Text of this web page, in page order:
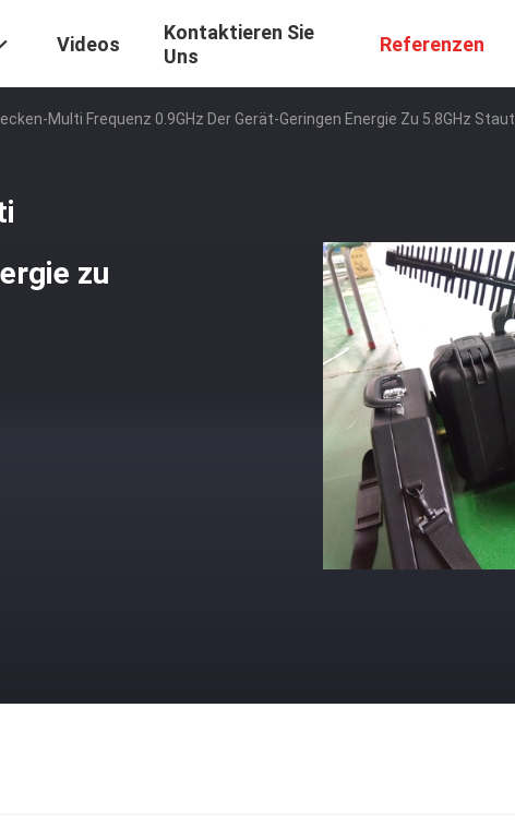
Videos
Kontaktieren Sie
Uns
Referenzen
Multi Frequenz 0.9GHz Der Gerät-Geringen Energie Zu 5.8GHz Staut
zu